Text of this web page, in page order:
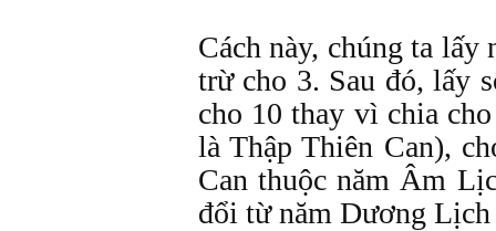
Cách này, chúng ta
trừ cho 3. Sau đó, lấy
cho 10 thay vì chia
là Thập Thiên Can),
Can thuộc năm Âm
đổi từ năm Dương